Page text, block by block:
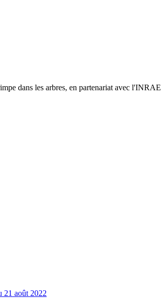
dans les arbres, en partenariat avec l'INRAE
21 août 2022